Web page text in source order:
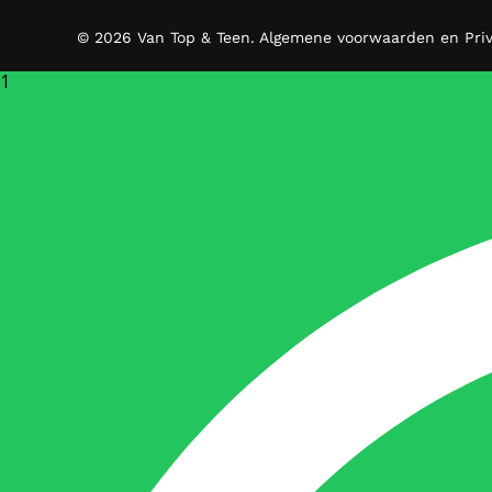
© 2026 Van Top & Teen. Algemene voorwaarden en
1